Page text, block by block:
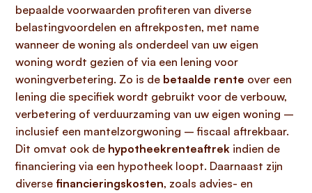
bepaalde voorwaarden profiteren van diverse
belastingvoordelen en aftrekposten, met name
wanneer de woning als onderdeel van uw eigen
woning wordt gezien of via een lening voor
woningverbetering. Zo is de betaalde rente over een
lening die specifiek wordt gebruikt voor de verbouw,
verbetering of verduurzaming van uw eigen woning –
inclusief een mantelzorgwoning – fiscaal aftrekbaar.
Dit omvat ook de hypotheekrenteaftrek indien de
financiering via een hypotheek loopt. Daarnaast zijn
diverse financieringskosten, zoals advies- en